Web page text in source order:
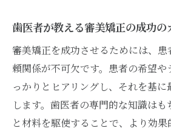
歯医者が教える審美矯正の成功の
審美矯正を成功させるためには、
頼関係が不可欠です。患者の希望や
っかりとヒアリングし、それを基
します。歯医者の専門的な知識は
と材料を駆使することで、より効